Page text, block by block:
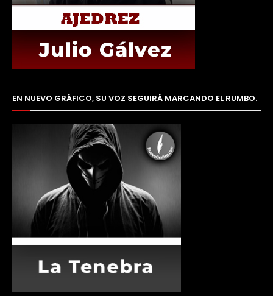
EN NUEVO GRÁFICO, SU VOZ SEGUIRÁ MARCANDO EL RUMBO.